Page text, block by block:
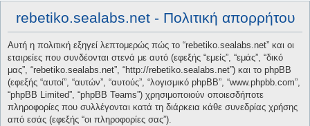
rebetiko.sealabs.net - Πολιτική απορρήτου
Αυτή η πολιτική εξηγεί λεπτομερώς πώς το “rebetiko.sealabs.net” και οι
εταιρείες που συνδέονται στενά με αυτό (εφεξής “εμείς”, “εμάς”, “δικό
μας”, “rebetiko.sealabs.net”, “http://rebetiko.sealabs.net”) και το phpBB
(εφεξής “αυτοί”, “αυτών”, “αυτούς”, “λογισμικό phpBB”, “www.phpbb.com”,
“phpBB Limited”, “phpBB Teams”) χρησιμοποιούν οποιεσδήποτε
πληροφορίες που συλλέγονται κατά τη διάρκεια κάθε συνεδρίας χρήσης
από εσάς (εφεξής “οι πληροφορίες σας”).